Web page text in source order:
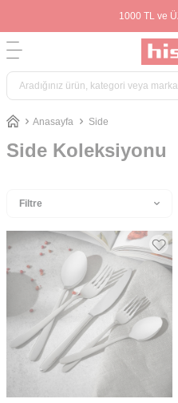
1000 TL ve ÜZERİ
Anasayfa Side
Side Koleksiyonu
Filtre